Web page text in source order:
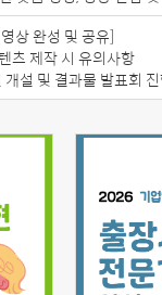
상 완성 및 공유]
츠 제작 시 유의사항
설 및 결과물 발표회